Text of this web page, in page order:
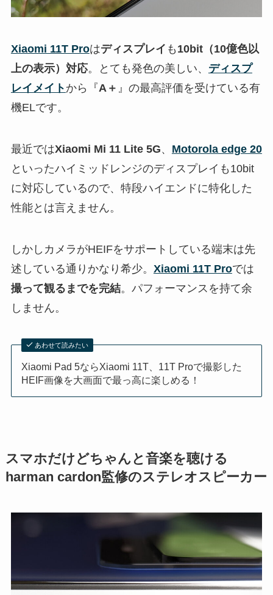
Xiaomi 11T Proはディスプレイ も 10bit（10億色以
上の表示）対応。とても発色の美しい、 ディスプ
レイメイト から『A＋ 』の最高評価を受けている有
機ELです。
最近ではXiaomi Mi 11 Lite 5G、 Motorola edge 20
といったハイミッドレンジのディスプレイも10bit
に対応しているので、特段ハイエンドに特化した
性能とは言えません。
しかしカメラがHEIFをサポートしている端末は先
述している通りかなり希少。 Xiaomi 11T Proでは
撮って観るまでを完結。パフォーマンスを持て余
しません。
あわせて読みたい
Xiaomi Pad 5ならXiaomi 11T、11T Proで撮影した
HEIF画像を大画面で最っ高に楽しめる！
スマホだけどちゃんと音楽を聴ける
harman cardon監修のステレオスピーカー